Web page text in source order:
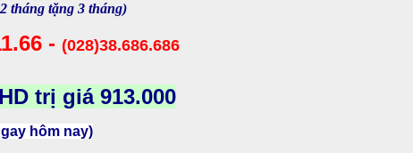
tháng tặng 3 tháng)
- (028)38.686.686
trị giá 913.000
hôm nay)